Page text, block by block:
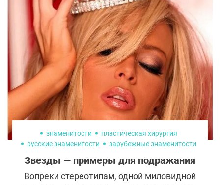
меняются: гиалуронка и ботокс постепенно
уходят в прошлое, уступая популярность
процедурам с собственными клетками
организма. Они полностью
биосовместимы и не вызывают
аллергических реакций, но с какими
задачами способны справиться?
знаменитости
пластическая хирургия
русские знаменитости
зарубежные знаменитости
Звезды — примеры для подражания
Вопреки стереотипам, одной миловидной